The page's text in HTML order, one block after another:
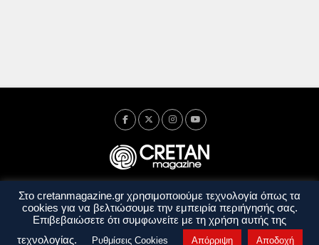
Ταυτότητα Πολιτική Απορρήτου
Όροι Χρήσης
Όροι και Προϋποθέσεις
Copyright © 2014 - 2026 Cretanmagazine. All rights reserved. byj. bitsakakis
Στο cretanmagazine.gr χρησιμοποιούμε τεχνολογία όπως τα
cookies για να βελτιώσουμε την εμπειρία περιήγησής σας.
Επιβεβαιώσετε ότι συμφωνείτε με τη χρήση αυτής της
τεχνολογίας.
Ρυθμίσεις Cookies Απόρριψη Αποδοχή